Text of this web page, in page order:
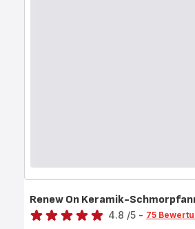
Renew On Keramik-
Bewertung
4.8 /5 - 75